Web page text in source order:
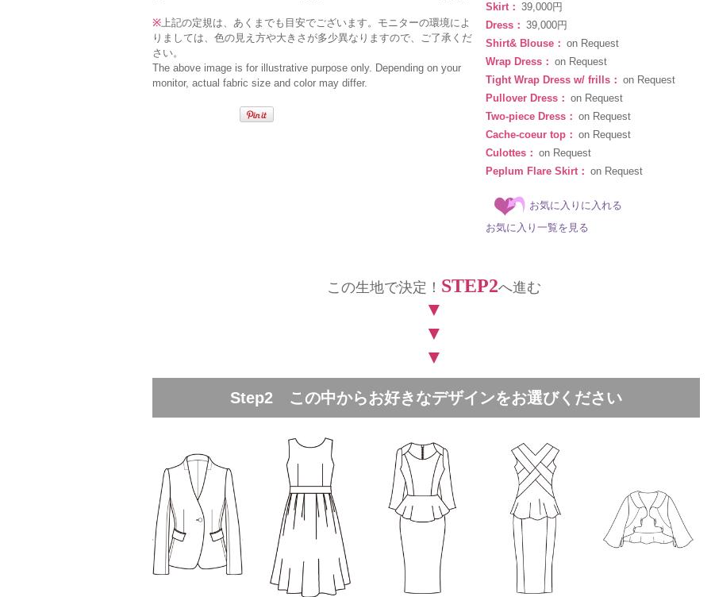
※上記の定規は、あくまでも目安でございます。モニターの環境によ
りましては、色の見え方や大きさが多少異なりますので、ご了承くだ
さい。
The above image is for illustrative purpose only. Depending on your
monitor, actual fabric size and color may differ.
Skirt： 39,000円
Dress： 39,000円
Shirt& Blouse： on Request
Wrap Dress： on Request
Tight Wrap Dress w/ frills： on Request
Pullover Dress： on Request
Two-piece Dress： on Request
Cache-coeur top： on Request
Culottes： on Request
Peplum Flare Skirt： on Request
お気に入りに入れる
お気に入り一覧を見る
この生地で決定！ STEP2へ進む
▼
▼
▼
Step2 この中からお好きなデザインをお選びください